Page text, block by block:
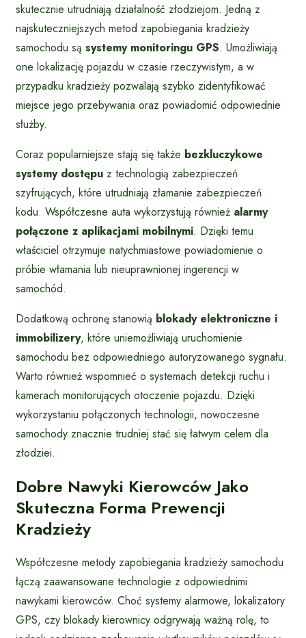
skutecznie utrudniają działalność złodziejom. Jedną z
najskuteczniejszych metod zapobiegania kradzieży
samochodu są systemy monitoringu GPS. Umożliwiają
one lokalizację pojazdu w czasie rzeczywistym, a w
przypadku kradzieży pozwalają szybko zidentyfikować
miejsce jego przebywania oraz powiadomić odpowiednie
służby.
Coraz popularniejsze stają się także bezkluczykowe
systemy dostępu z technologią zabezpieczeń
szyfrujących, które utrudniają złamanie zabezpieczeń
kodu. Współczesne auta wykorzystują również alarmy
połączone z aplikacjami mobilnymi. Dzięki temu
właściciel otrzymuje natychmiastowe powiadomienie o
próbie włamania lub nieuprawnionej ingerencji w
samochód.
Dodatkową ochronę stanowią blokady elektroniczne i
immobilizery, które uniemożliwiają uruchomienie
samochodu bez odpowiedniego autoryzowanego sygnału.
Warto również wspomnieć o systemach detekcji ruchu i
kamerach monitorujących otoczenie pojazdu. Dzięki
wykorzystaniu połączonych technologii, nowoczesne
samochody znacznie trudniej stać się łatwym celem dla
złodziei.
Dobre Nawyki Kierowców Jako
Skuteczna Forma Prewencji
Kradzieży
Współczesne metody zapobiegania kradzieży samochodu
łączą zaawansowane technologie z odpowiednimi
nawykami kierowców. Choć systemy alarmowe, lokalizatory
GPS, czy blokady kierownicy odgrywają ważną rolę, to